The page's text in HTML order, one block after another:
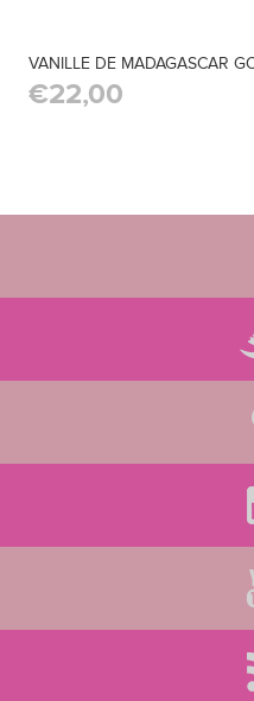
VANILLE DE MADAGASCAR
€22,00